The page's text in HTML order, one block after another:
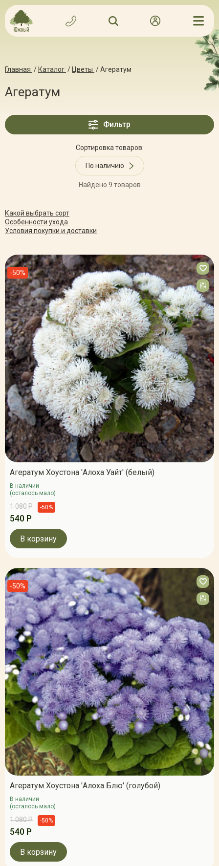
Главная / Каталог / Цветы /Агератум
Агератум
Фильтр
Сортировка товаров:
По наличию
Найдено 9 товаров
Какой выбрать сорт
Особенности ухода
Условия покупки и доставки
-50%
Агератум Хоустона 'Алоха Уайт' (белый)
В наличии
(осталось мало)
1 080 Р -50%
540 Р
В корзину
-50%
Агератум Хоустона 'Алоха Блю' (голубой)
В наличии
(осталось мало)
1 080 Р -50%
540 Р
В корзину